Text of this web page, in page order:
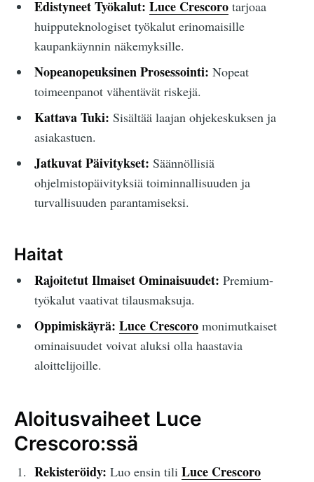
Edistyneet Työkalut: Luce Crescorotarjoaa
huipputeknologiset työkalut erinomaisille
kaupankäynnin näkemyksille.
Nopeanopeuksinen Prosessointi: Nopeat
toimeenpanot vähentävät riskejä.
Kattava Tuki: Sisältää laajan ohjekeskuksen ja
asiakastuen.
Jatkuvat Päivitykset: Säännöllisiä
ohjelmistopäivityksiä toiminnallisuuden ja
turvallisuuden parantamiseksi.
Haitat
Rajoitetut Ilmaiset Ominaisuudet: Premium-
työkalut vaativat tilausmaksuja.
Oppimiskäyrä: Luce Crescoromonimutkaiset
ominaisuudet voivat aluksi olla haastavia
aloittelijoille.
Aloitusvaiheet Luce
Crescoro:ssä
Rekisteröidy: Luo ensin tili Luce Crescoro